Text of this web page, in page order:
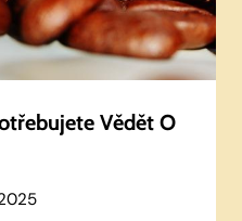
Vědět O